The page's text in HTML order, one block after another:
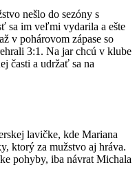
nešlo do sezóny s
sa im veľmi vydarila a ešte
v pohárovom zápase so
3:1. Na jar chcú v klube
časti a udržať sa na
lavičke, kde Mariana
ktorý za mužstvo aj hráva.
pohyby, iba návrat Michala